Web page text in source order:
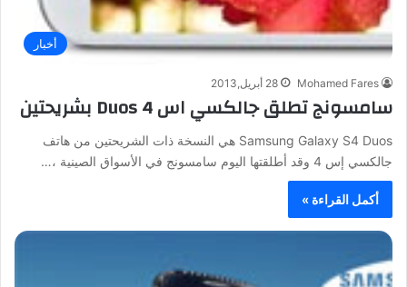
أخبار
Mohamed Fares 28 أبريل,2013
سامسونج تطلق جالكسي اس 4 Duos بشريحتين
Samsung Galaxy S4 Duos هي النسخة ذات الشريحتين من هاتف
جالكسي إس 4 وقد أطلقتها اليوم سامسونج في الأسواق الصينية ،…
أكمل القراءة »